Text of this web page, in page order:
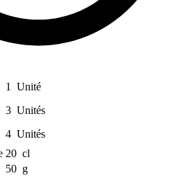
1
Unité
3 Unités
4 Unités
20 cl
50 g